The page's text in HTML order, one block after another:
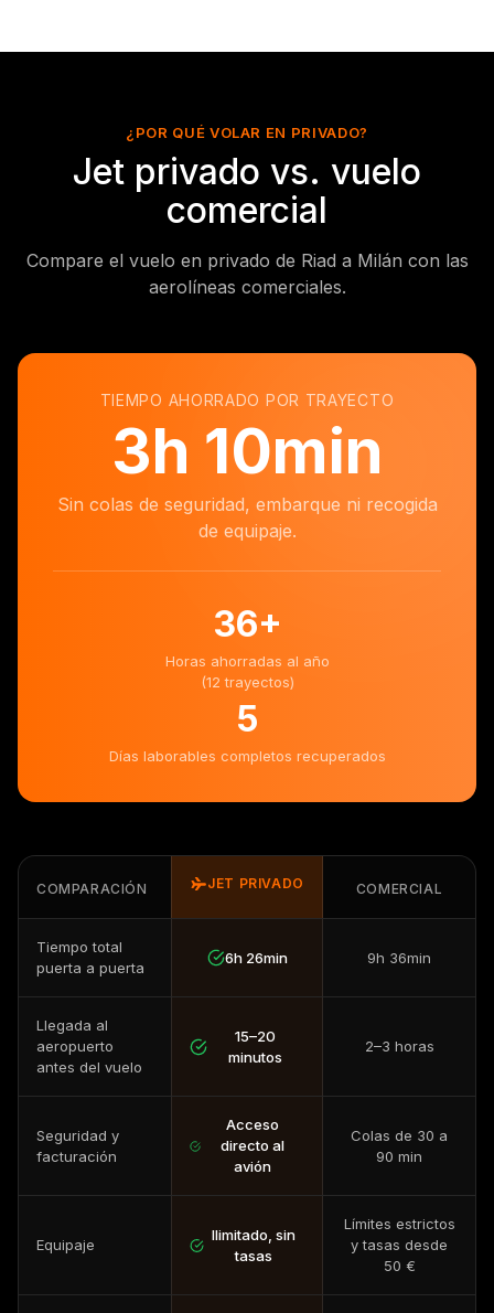
¿POR QUÉ VOLAR EN PRIVADO?
Jet privado vs. vuelo
comercial
Compare el vuelo en privado de Riad a Milán con las
aerolíneas comerciales.
TIEMPO AHORRADO POR TRAYECTO
3h 10min
Sin colas de seguridad, embarque ni recogida
de equipaje.
36+
Horas ahorradas al año
(12 trayectos)
5
Días laborables completos recuperados
COMPARACIÓN JET PRIVADO COMERCIAL
Tiempo total
puerta a puerta
6h 26min 9h 36min
Llegada al
aeropuerto
antes del vuelo
15–20
minutos
2–3 horas
Seguridad y
facturación
Acceso
directo al
avión
Colas de 30 a
90 min
Equipaje
Ilimitado, sin
tasas
Límites estrictos
y tasas desde
50 €